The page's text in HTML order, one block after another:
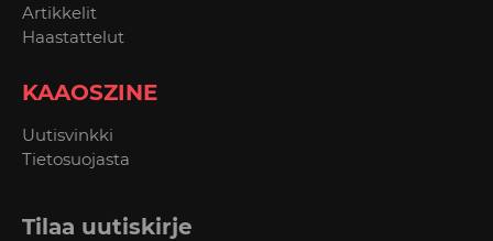
Artikkelit
Haastattelut
KAAOSZINE
Uutisvinkki
Tietosuojasta
Tilaa uutiskirje